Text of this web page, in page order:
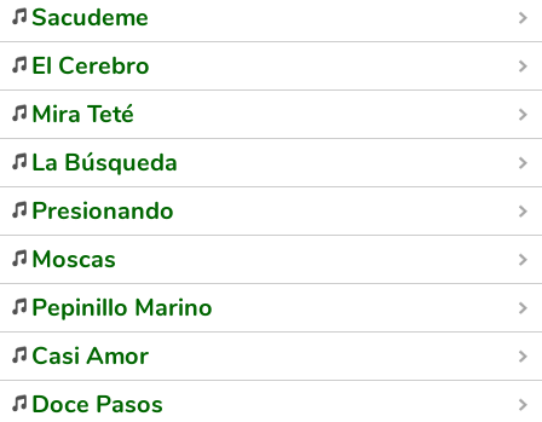
Sacudeme
El Cerebro
Mira Teté
La Búsqueda
Presionando
Moscas
Pepinillo Marino
Casi Amor
Doce Pasos